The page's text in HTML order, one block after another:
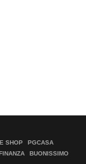
SHOP
PGCASA
BUONISSIMO